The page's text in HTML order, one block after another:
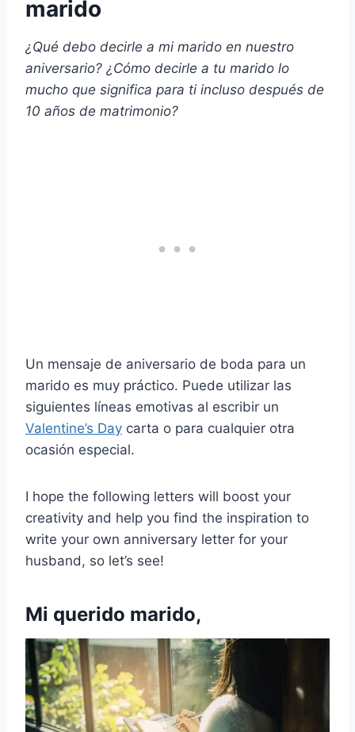
marido
¿Qué debo decirle a mi marido en nuestro
aniversario? ¿Cómo decirle a tu marido lo
mucho que significa para ti incluso después de
10 años de matrimonio?
Un mensaje de aniversario de boda para un
marido es muy práctico. Puede utilizar las
siguientes líneas emotivas al escribir un
Valentine’s Day carta o para cualquier otra
ocasión especial.
I hope the following letters will boost your
creativity and help you find the inspiration to
write your own anniversary letter for your
husband, so let’s see!
Mi querido marido,